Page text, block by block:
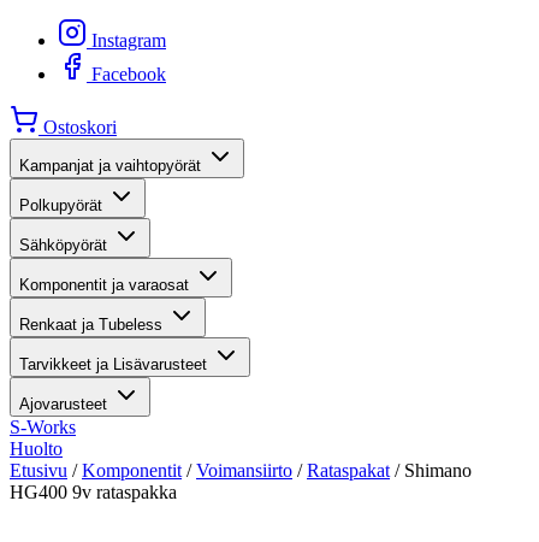
Instagram
Facebook
Ostoskori
Kampanjat ja vaihtopyörät
Polkupyörät
Sähköpyörät
Komponentit ja varaosat
Renkaat ja Tubeless
Tarvikkeet ja Lisävarusteet
Ajovarusteet
S-Works
Huolto
Etusivu /Komponentit /Voimansiirto /Rataspakat / Shimano
HG400 9v rataspakka